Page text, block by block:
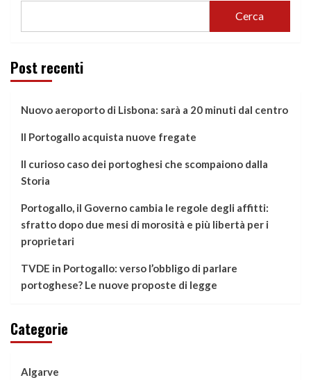
Cerca
Post recenti
Nuovo aeroporto di Lisbona: sarà a 20 minuti dal centro
Il Portogallo acquista nuove fregate
Il curioso caso dei portoghesi che scompaiono dalla
Storia
Portogallo, il Governo cambia le regole degli affitti:
sfratto dopo due mesi di morosità e più libertà per i
proprietari
TVDE in Portogallo: verso l’obbligo di parlare
portoghese? Le nuove proposte di legge
Categorie
Algarve